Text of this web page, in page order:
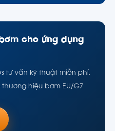
cho ứng dụng
tư vấn kỹ thuật miễn phí,
hiệu bơm EU/G7